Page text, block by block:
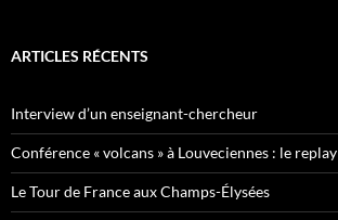
ARTICLES RÉCENTS
Interview d’un enseignant-chercheur
Conférence « volcans » à Louveciennes : le replay
Le Tour de France aux Champs-Élysées